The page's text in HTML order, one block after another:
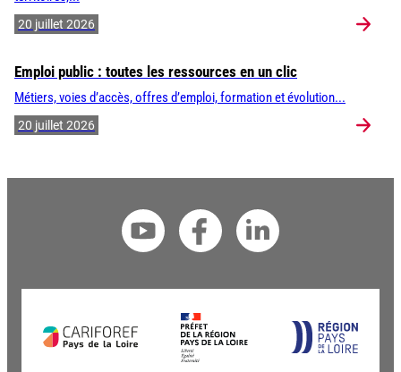
20 juillet 2026
Emploi public : toutes les ressources en un clic
Métiers, voies d’accès, offres d’emploi, formation et évolution...
20 juillet 2026